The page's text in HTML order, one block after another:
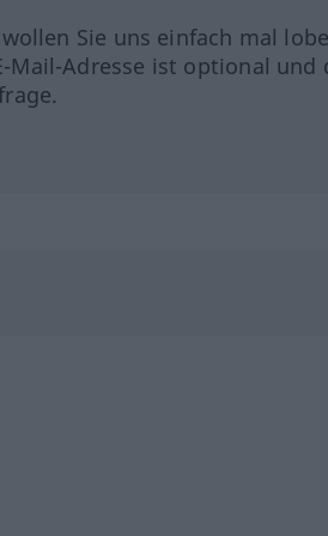
Sie uns einfach mal
Mail-Adresse ist optional und